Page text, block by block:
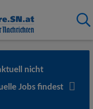
nicht
Jobs findest